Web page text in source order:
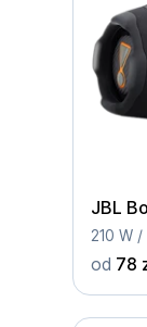
JBL
210 W
od 78